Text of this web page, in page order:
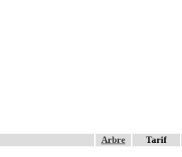
Arbre Tarif